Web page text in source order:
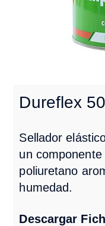
Dureflex
Sellador
un
poliuretano
humedad.
Descargar